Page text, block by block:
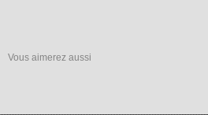
Vous aimerez aussi